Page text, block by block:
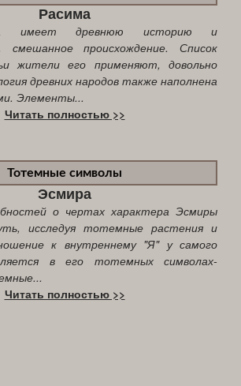
Расима
имеет древнюю историю и
смешанное происхождение. Список
жители его применяют, довольно
древних народов также наполнена
Элементы...
Читать полностью >>
Тотемные символы
Эсмира
о чертах характера Эсмиры
исследуя тотемные растения и
к внутреннему "Я" у самого
в его тотемных символах-
Читать полностью >>